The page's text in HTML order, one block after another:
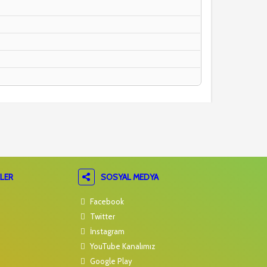
SOSYAL MEDYA
Facebook
Twitter
İnstagram
YouTube Kanalımız
Google Play